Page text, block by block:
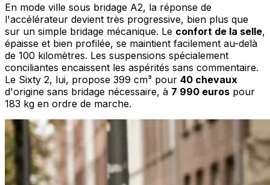
En mode ville sous bridage A2, la réponse de
l'accélérateur devient très progressive, bien plus que
sur un simple bridage mécanique. Le confort de la selle,
épaisse et bien profilée, se maintient facilement au-delà
de 100 kilomètres. Les suspensions spécialement
conciliantes encaissent les aspérités sans commentaire.
Le Sixty 2, lui, propose 399 cm³ pour 40 chevaux
d'origine sans bridage nécessaire, à 7 990 euros pour
183 kg en ordre de marche.